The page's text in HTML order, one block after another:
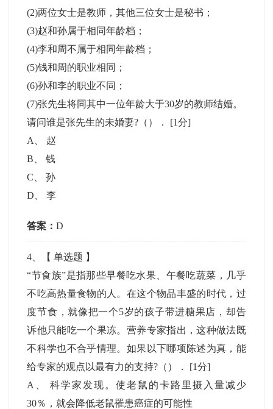
(2)两位女士是教师，其他三位女士是秘书；
(3)赵和孙属于相同年龄档；
(4)李和周不属于相同年龄档；
(5)钱和周的职业相同；
(6)孙和李的职业不同；
(7)张先生将同其中一位年龄大于30岁的教师结婚。
请问谁是张先生的未婚妻?（）． [1分]
A
赵
B 、钱
C 、孙
D 、李
答案：D
4 、【单选题 】
“节食族”是指那些早餐吃水果、午餐吃蔬菜，几乎
不吃高热量食物的人。在这个物品丰盛的时代，过
度节食，就像把一个5岁的孩子带进糖果店，却告
诉他只能吃一个果冻。营养专家指出，这种做法既
不科学也不合乎情理。如果以下哪项陈述为真，能
给专家的观点以最有力的支持?（）． [1分]
A
、科学家发现。使老鼠的卡路里摄入量减少
30％，就会降低老鼠罹患癌症的可能性